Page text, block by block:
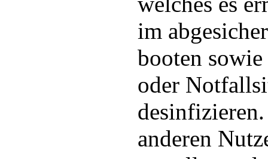
im
booten
oder
anderen